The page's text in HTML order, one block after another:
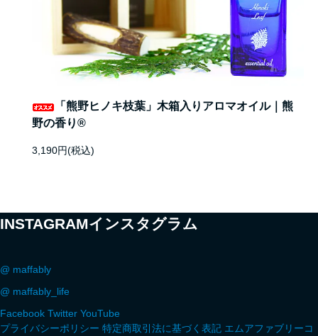
「熊野ヒノキ枝葉」木箱入りアロマオイル｜熊
野の香り®
3,190円(税込)
INSTAGRAMインスタグラム
@ maffably
@ maffably_life
Facebook Twitter YouTube
プライバシーポリシー 特定商取引法に基づく表記 エムアファブリーコ